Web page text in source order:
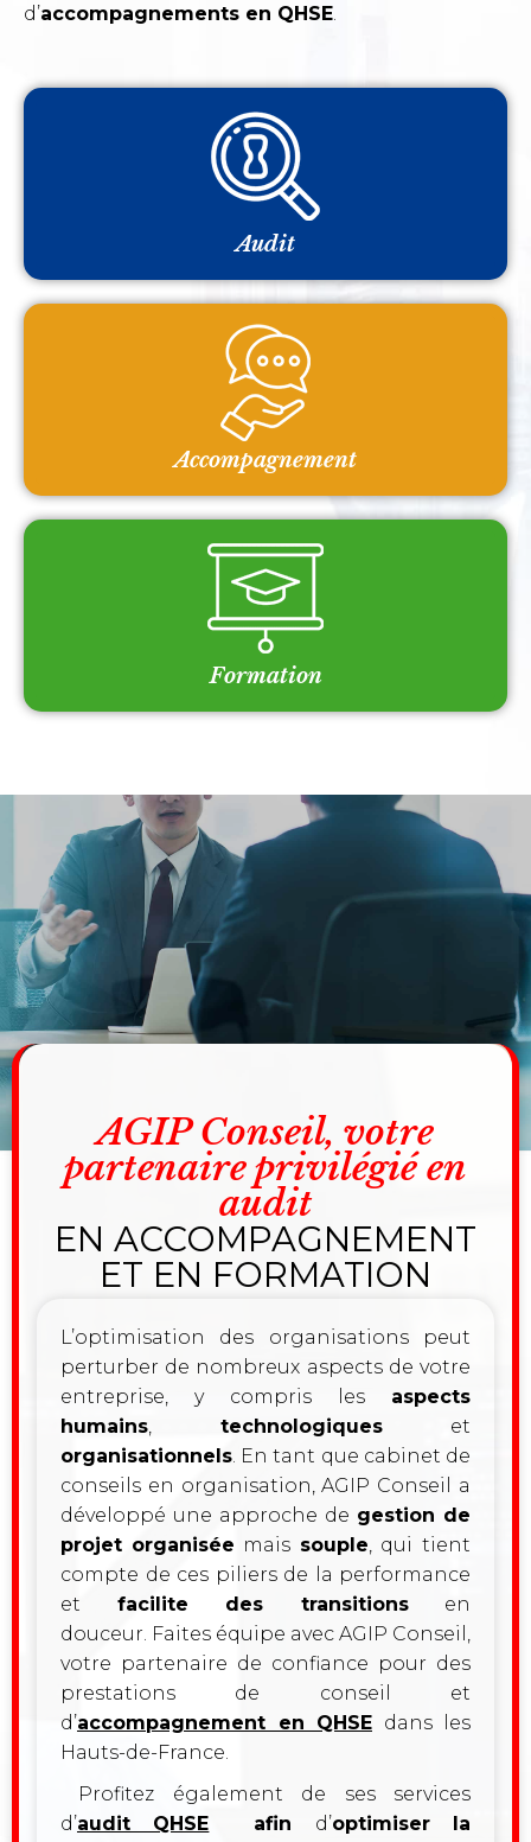
d’accompagnements en QHSE
Audit
Accompagnement
Formation
AGIP Conseil, votre
partenaire privilégié en
audit
EN ACCOMPAGNEMENT
ET EN FORMATION​
L’optimisation des organisations peut
perturber de nombreux aspects de votre
entreprise, y compris les aspects
humains
technologiqueset
organisationnels . En tant que cabinet de
conseils en organisation, AGIP Conseil a
développé une approche de gestion de
projet organisée mais souple , qui tient
compte de ces piliers de la performance
et facilite des transitionsen
douceur. Faites équipe avec AGIP Conseil,
votre partenaire de confiance pour des
prestations de conseil et
d’accompagnement en QHSE dans les
Hauts-de-France.
Profitez également de ses services
d’audit QHSE afin d’optimiser la